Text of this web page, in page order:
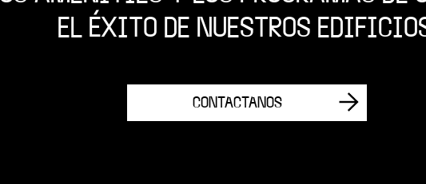
EL ÉXITO DE NUESTROS
CONTACTANOS